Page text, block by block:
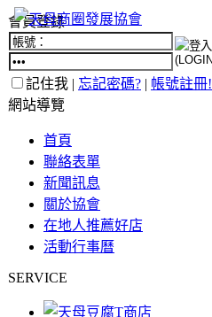
會員登錄
記住我 | 忘記密碼? | 帳號註冊!
網站導覽
首頁
聯絡表單
新聞訊息
關於協會
在地人推薦好店
活動行事曆
SERVICE